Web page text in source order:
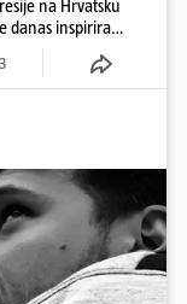
na Hrvatsku
danas inspirira